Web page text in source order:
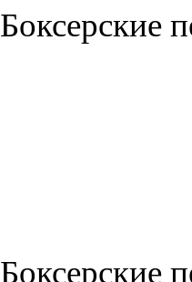
Боксерские
Боксерские